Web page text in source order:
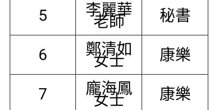
5 李麗華
老師 秘書
6 鄭清如
女士 康樂
7 龐海鳳
女士 康樂